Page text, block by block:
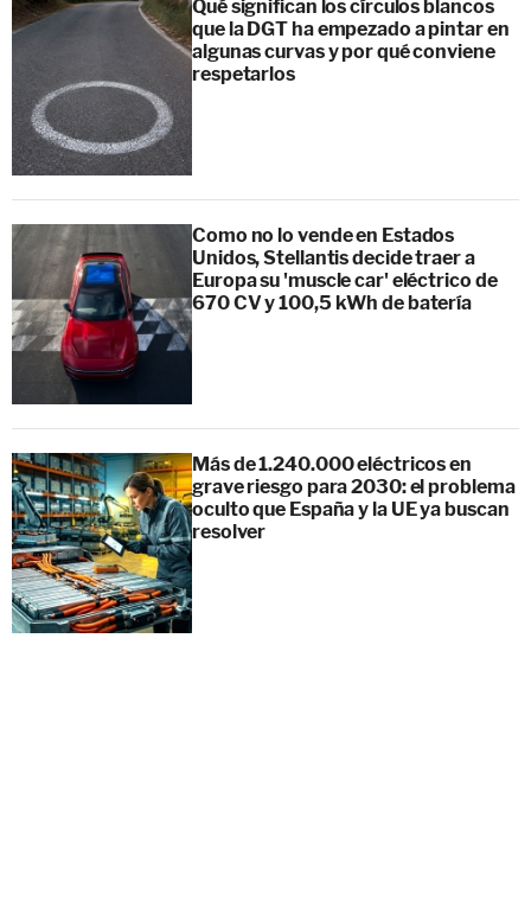
Qué significan los círculos blancos
que la DGT ha empezado a pintar en
algunas curvas y por qué conviene
respetarlos
Como no lo vende en Estados
Unidos, Stellantis decide traer a
Europa su 'muscle car' eléctrico de
670 CV y 100,5 kWh de batería
Más de 1.240.000 eléctricos en
grave riesgo para 2030: el problema
oculto que España y la UE ya buscan
resolver